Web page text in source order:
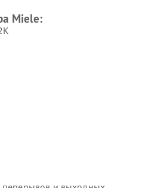
пылесосов Miele
Miele: